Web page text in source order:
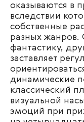
оказываются в
вследствии
собственные
разных
фантастику,
заставляет
динамические
классический
визуальной
эмоций при